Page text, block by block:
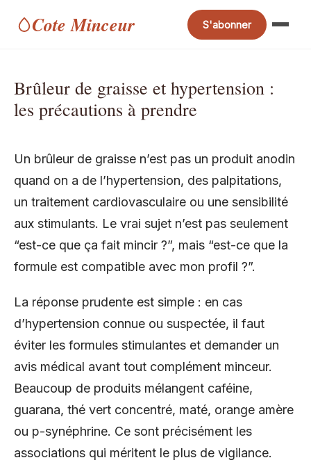
Cote Minceur S'abonner
Brûleur de graisse et hypertension :
les précautions à prendre
Un brûleur de graisse n’est pas un produit anodin
quand on a de l’hypertension, des palpitations,
un traitement cardiovasculaire ou une sensibilité
aux stimulants. Le vrai sujet n’est pas seulement
“est-ce que ça fait mincir ?”, mais “est-ce que la
formule est compatible avec mon profil ?”.
La réponse prudente est simple : en cas
d’hypertension connue ou suspectée, il faut
éviter les formules stimulantes et demander un
avis médical avant tout complément minceur.
Beaucoup de produits mélangent caféine,
guarana, thé vert concentré, maté, orange amère
ou p-synéphrine. Ce sont précisément les
associations qui méritent le plus de vigilance.